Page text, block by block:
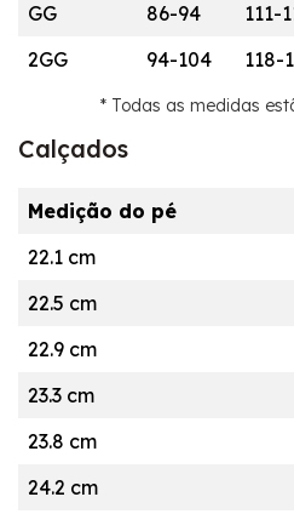
GG
86-94 111-
2GG
94-104 118-
* Todas as medidas
Calçados
Medição do pé
22.1 cm
22.5 cm
22.9 cm
23.3 cm
23.8 cm
24.2 cm